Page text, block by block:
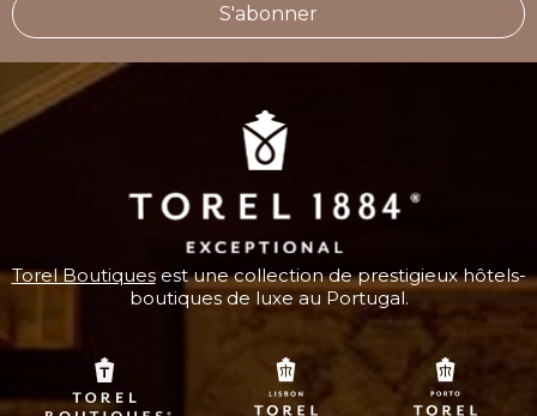
S'abonner
Torel Boutiquesest une collection de prestigieux hôtels-
boutiques de luxe au Portugal.